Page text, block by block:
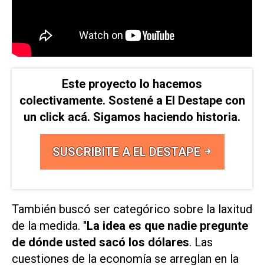
Este proyecto lo hacemos
colectivamente. Sostené a El Destape con
un click acá. Sigamos haciendo historia.
SUSCRIBITE A EL DESTAPE
También buscó ser categórico sobre la laxitud
de la medida. "La idea es que nadie pregunte
de dónde usted sacó los dólares. Las
cuestiones de la economía se arreglan en la